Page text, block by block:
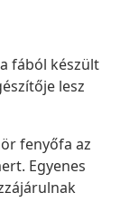
fából készült
lesz
fenyőfa az
Egyenes